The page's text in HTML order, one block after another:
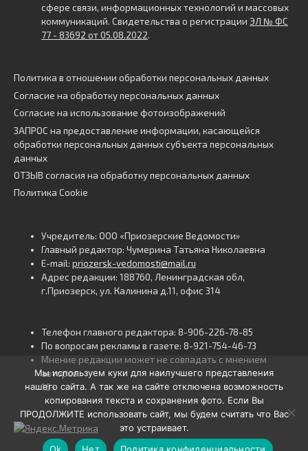
сфере связи, информационных технологий и массовых
коммуникаций. Свидетельства о регистрации ЭЛ № ФС
77 - 83692 от 05.08.2022.
Политика в отношении обработки персональных данных
Согласие на обработку персональных данных
Согласие на использование фотоизображений
ЗАПРОС на предоставление информации, касающейся
обработки персональных данных субъекта персональных
данных
ОТЗЫВ согласия на обработку персональных данных
Политика Cookie
Учредитель: ООО «Приозерские Ведомости»
Главный редактор: Чумерина Татьяна Николаевна
E-mail: priozersk-vedomosti@mail.ru
Адрес редакции: 188760, Ленинградская обл,
г.Приозерск, ул. Калинина д.11, офис 314
Телефон главного редактора: 8-906-226-78-85
По вопросам рекламы в газете: 8-921-754-46-73
Мнение редакции может не совпадать с мнением
авторов.
16+
Мы используем куки для наилучшего представления
нашего сайта. А так же на сайте отключена возможность
копирования текста и сохранения фото. Если Вы
ПРОДОЛЖИТЕ использовать сайт, мы будем считать что Вас
это устраивает.
Ok
Нет Политика конфиденциальности